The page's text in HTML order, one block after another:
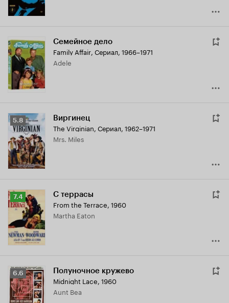
Семейное дело
Family Affair, Сериал, 1966–1971
Adele
Рейтинг
Кинопоиска
5.8
5.8 Виргинец
The Virginian, Сериал, 1962–1971
Mrs. Miles
Рейтинг
Кинопоиска
7.4 С террасы
From the Terrace, 1960
Martha Eaton
Рейтинг
Кинопоиска
6.6
6.6 Полуночное кружево
Midnight Lace, 1960
Aunt Bea